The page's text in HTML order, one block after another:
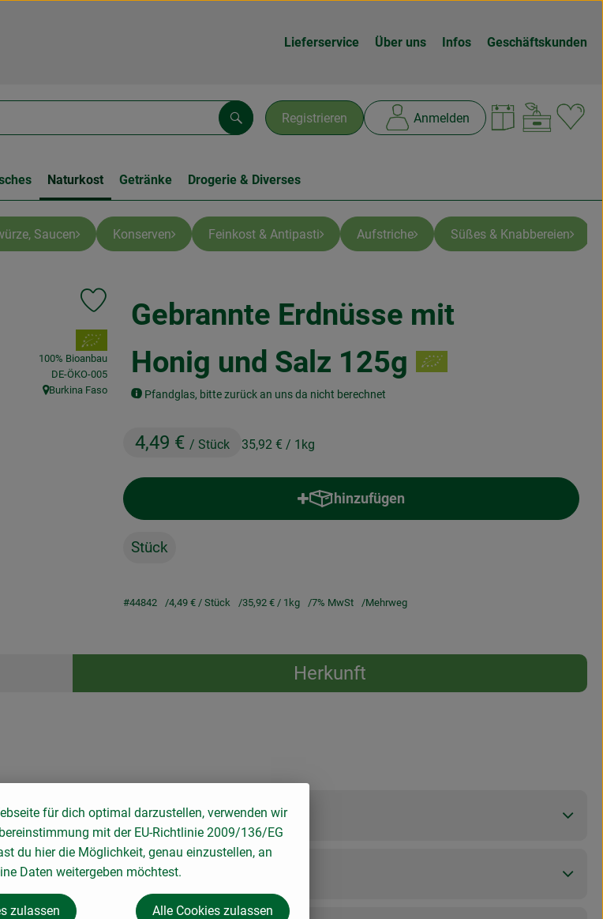
Lieferservice Über uns Infos Geschäftskunden
Registrieren Anmelden
Suchen
Naturkost Getränke Drogerie & Diverses
Saucen Konserven Feinkost & Antipasti Aufstriche Süßes & Knabbereien
Gebrannte Erdnüsse mit
Honig und Salz 125g
Pfandglas, bitte zurück an uns da nicht berechnet
4,49 € / Stück 35,92 € / 1kg
Produkt zu Favouriten hinzufügen
, Verband:
100% Bioanbau
, Kontrollstelle:
DE-ÖKO-005
, Herkunft:
Burkina Faso
hinzufügen
Produkt zum Warenkorb hinzufügen
Stück
#44842 4,49 € / Stück 35,92 € / 1kg 7% MwSt Mehrweg
Rezepte
Herkunft
Rezepte gefunden.
für dich optimal darzustellen, verwenden wir
mit der EU-Richtlinie 2009/136/EG
du hier die Möglichkeit, genau einzustellen, an
Daten weitergeben möchtest.
zulassen Alle Cookies zulassen